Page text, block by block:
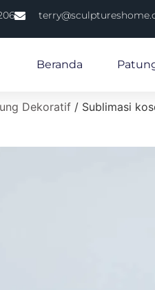
Beranda
Dekoratif / Sublimasi